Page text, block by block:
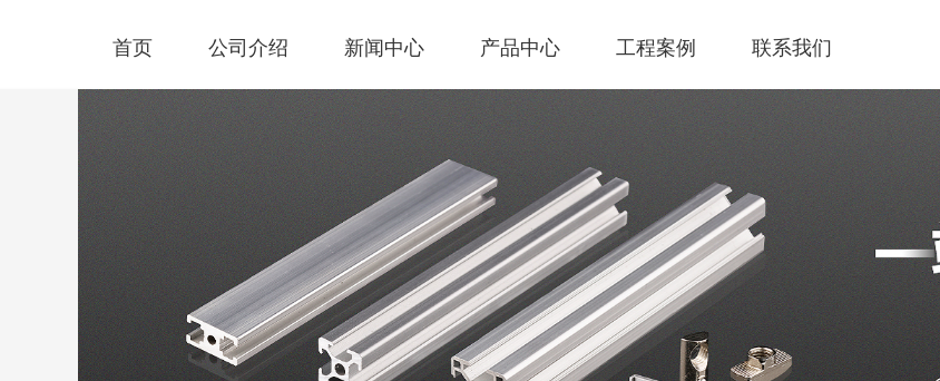
首页 公司介绍 新闻中心 产品中心 工程案例 联系我们